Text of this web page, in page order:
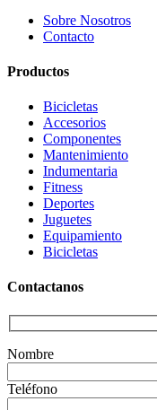
Sobre Nosotros
Contacto
Productos
Bicicletas
Accesorios
Componentes
Mantenimiento
Indumentaria
Fitness
Deportes
Juguetes
Equipamiento
Bicicletas
Contactanos
Nombre
Teléfono